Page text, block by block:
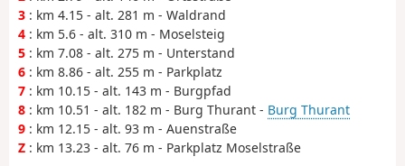
3 : km 4.15 - alt. 281 m - Waldrand
4 : km 5.6 - alt. 310 m - Moselsteig
5 : km 7.08 - alt. 275 m - Unterstand
6 : km 8.86 - alt. 255 m - Parkplatz
7 : km 10.15 - alt. 143 m - Burgpfad
8 : km 10.51 - alt. 182 m - Burg Thurant - Burg Thurant
9 : km 12.15 - alt. 93 m - Auenstraße
Z : km 13.23 - alt. 76 m - Parkplatz Moselstraße